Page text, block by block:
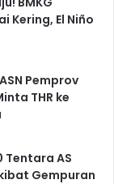
Kering, El Niño
Pemprov
THR ke
Tentara AS
Gempuran